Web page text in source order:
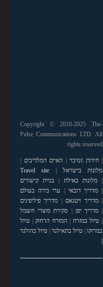
Copyright © 2010-2025 The-
Pulse Communications LTD. All
rights reserved
|חידות |זנזיבר | האיים המלדיבים |
מלונות בישראל |
Travel site
|מלונות באילת | בניית קישורים
| מדריך דובאי | ערי בירה בעולם
|מדריך ויטנאם | מדריך פיליפינים
|מדריך יפן | סקירת מוצרי חשמל
| טיול במזרח | המזרח הרחוק| טיול
במרוקו| טיול בתאילנד| טיול בהולנד
|